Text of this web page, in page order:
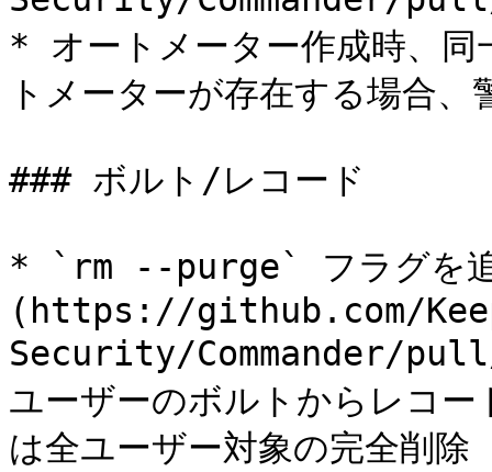
* オートメーター作成時、同
トメーターが存在する場合
### ボルト/レコード
* `rm --purge` フラグを
(https://github.com/
Security/Commander/
ユーザーのボルトからレコ
は全ユーザー対象の完全削